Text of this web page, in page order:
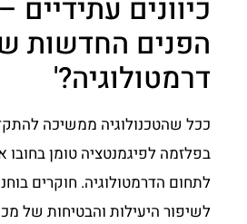
כיוונים
הפנים החדשות
דרמטולוגיה?'
ככל שהטכנולוגיה ממשיכה
בפלזמה לפיגמנטציה טומן בחובו
לתחום הדרמטולוגיה. חוקרים
לשיפור היעילות והבטיחות של